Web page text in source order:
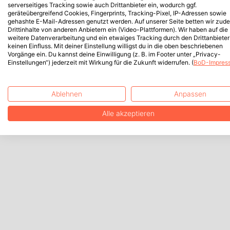
serverseitiges Tracking sowie auch Drittanbieter ein, wodurch ggf.
geräteübergreifend Cookies, Fingerprints, Tracking-Pixel, IP-Adressen sowie
gehashte E-Mail-Adressen genutzt werden. Auf unserer Seite betten wir
Drittinhalte von anderen Anbietern ein (Video-Plattformen). Wir haben auf die
weitere Datenverarbeitung und ein etwaiges Tracking durch den Drittanbieter
keinen Einfluss. Mit deiner Einstellung willigst du in die oben beschriebenen
Vorgänge ein. Du kannst deine Einwilligung (z. B. im Footer unter „Privacy-
Einstellungen“) jederzeit mit Wirkung für die Zukunft widerrufen. (BoD-
Ablehnen Anpassen
Alle akzeptieren